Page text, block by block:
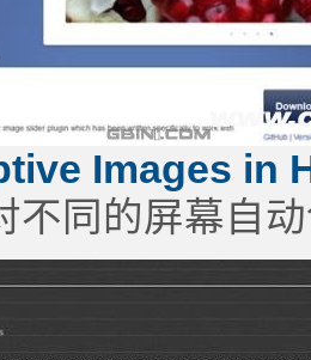
Images in
不同的屏幕自